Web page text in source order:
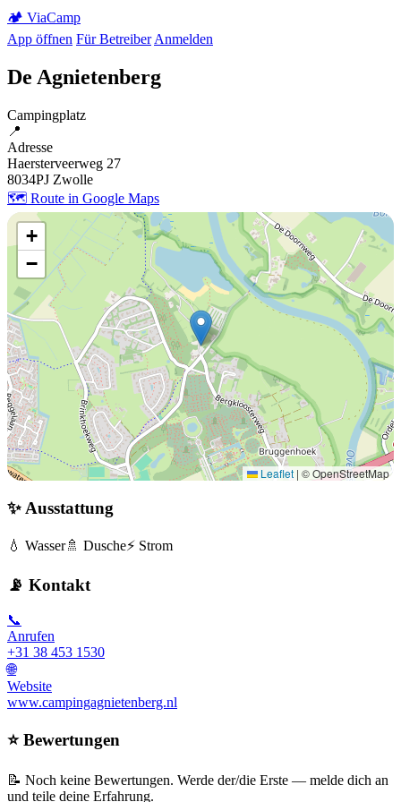
🏕️ ViaCamp
App öffnen Für Betreiber Anmelden
De Agnietenberg
Campingplatz
📍
Adresse
Haersterveerweg 27
8034PJ Zwolle
🗺️ Route in Google Maps
+
−
Leaflet | © OpenStreetMap
✨ Ausstattung
💧 Wasser🚿 Dusche⚡ Strom
📡 Kontakt
📞
Anrufen
+31 38 453 1530
🌐
Website
www.campingagnietenberg.nl
⭐ Bewertungen
📝 Noch keine Bewertungen. Werde der/die Erste — melde dich an
und teile deine Erfahrung.